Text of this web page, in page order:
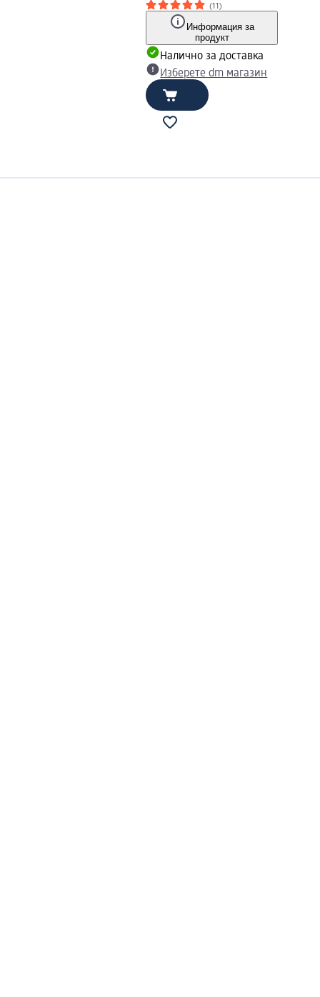
(11)
Информация за
продукт
Налично за доставка
Изберете dm магазин